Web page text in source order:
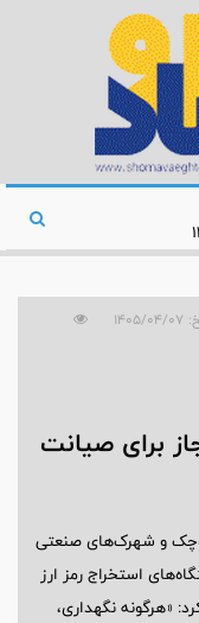
برای صیانت
و شهرک‌های صنعتی
استخراج رمز ارز
«هرگونه نگهداری،